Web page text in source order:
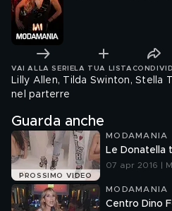
VAI ALLA SERIE LA TUA LISTA CONDIVIDI
Lilly Allen, Tilda Swinton, Stella
nel parterre
Guarda anche
PROSSIMO VIDEO
MODAMANIA
Le Donatella
07 apr 2016 |
MODAMANIA
Centro Dino